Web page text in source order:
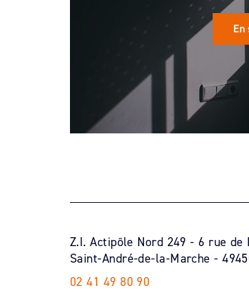
En
Z.I. Actipôle Nord 249 - 6 rue de
Saint-André-de-la-Marche -
02 41 49 80 90